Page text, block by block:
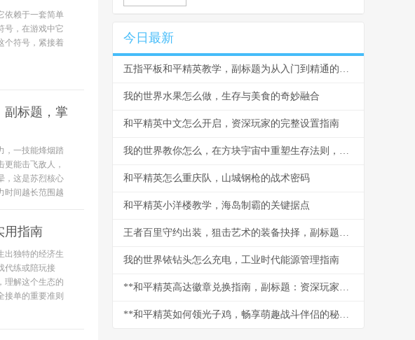
依赖于一套简单
号，在游戏中它
个符号，紧接着
副标题，掌
，一技能烽烟踏
能击飞敌人，
，这是苏烈核心
时间越长范围越
用指南
出独特的经济生
代练或陪玩接
理解这个生态的
接单的重要准则
今日最新
五指平板和平精英教学，副标题为从入门到精通的实战指南
我的世界水果怎么做，生存与美食的奇妙融合
和平精英中文怎么开启，资深玩家的完整设置指南
我的世界教你怎么，在方块宇宙中重塑生存法则，副标题，从萌新到创世神的思维蜕变
和平精英怎么重庆队，山城钢枪的战术密码
和平精英小洋楼教学，海岛制霸的关键据点
王者百里守约出装，狙击艺术的装备抉择，副标题，穿透与暴击的致命交响
我的世界铱钻头怎么充电，工业时代能源管理指南
**和平精英高达徽章兑换指南，副标题：资深玩家的高效收集与使用策略**
**和平精英如何领光子鸡，畅享萌趣战斗伴侣的秘诀**